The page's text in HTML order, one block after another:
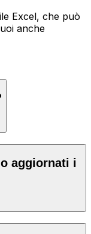
Excel, che può
anche
aggiornati i